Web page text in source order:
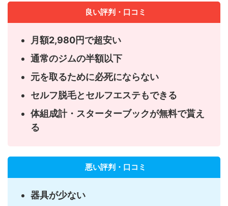
良い評判・口コミ
月額2,980円で超安い
通常のジムの半額以下
元を取るために必死にならない
セルフ脱毛とセルフエステもできる
体組成計・スターターブックが無料で貰え
る
悪い評判・口コミ
器具が少ない